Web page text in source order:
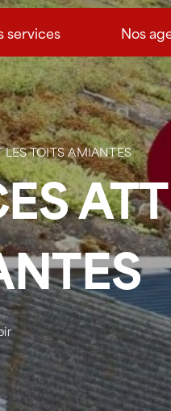
services Nos
TOITS AMIANTES